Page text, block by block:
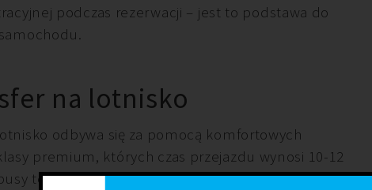
podczas rezerwacji – jest to podstawa do
na lotnisko
odbywa się za pomocą komfortowych
premium, których czas przejazdu wynosi 10-12
te zabiorą Cię bezpośrednio z parkingu do